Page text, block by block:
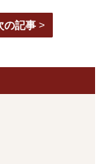
の記事 >